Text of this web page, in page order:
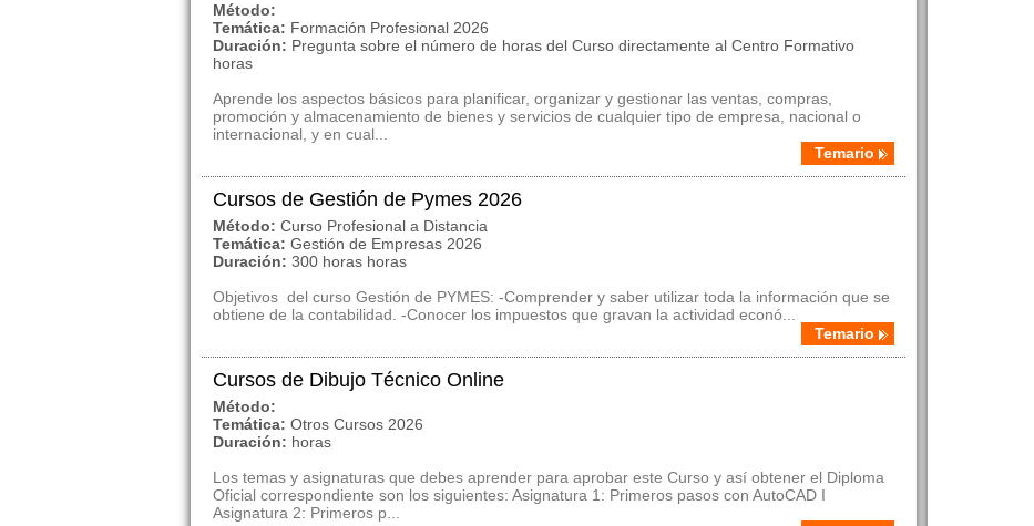
Método:
Temática: Formación Profesional 2026
Duración: Pregunta sobre el número de horas del Curso directamente al Centro Formativo
horas
Aprende los aspectos básicos para planificar, organizar y gestionar las ventas, compras,
promoción y almacenamiento de bienes y servicios de cualquier tipo de empresa, nacional o
internacional, y en cual...
Temario
Cursos de Gestión de Pymes 2026
Método: Curso Profesional a Distancia
Temática: Gestión de Empresas 2026
Duración: 300 horas horas
Objetivos del curso Gestión de PYMES: -Comprender y saber utilizar toda la información que se
obtiene de la contabilidad. -Conocer los impuestos que gravan la actividad econó...
Temario
Cursos de Dibujo Técnico Online
Método:
Temática: Otros Cursos 2026
Duración: horas
Los temas y asignaturas que debes aprender para aprobar este Curso y así obtener el Diploma
Oficial correspondiente son los siguientes: Asignatura 1: Primeros pasos con AutoCAD I
Asignatura 2: Primeros p...